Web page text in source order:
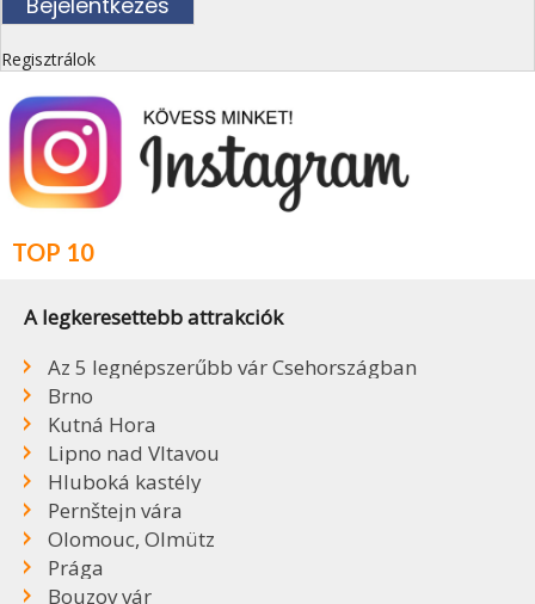
Regisztrálok
TOP 10
A legkeresettebb attrakciók
Az 5 legnépszerűbb vár Csehországban
Brno
Kutná Hora
Lipno nad Vltavou
Hluboká kastély
Pernštejn vára
Olomouc, Olmütz
Prága
Bouzov vár